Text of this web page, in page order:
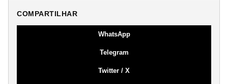
COMPARTILHAR
WhatsApp
Telegram
Twitter / X